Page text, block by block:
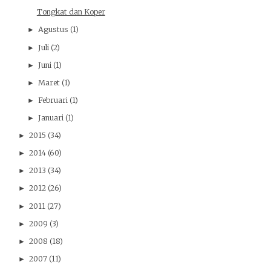
Tongkat dan Koper
► Agustus (1)
► Juli (2)
► Juni (1)
► Maret (1)
► Februari (1)
► Januari (1)
► 2015 (34)
► 2014 (60)
► 2013 (34)
► 2012 (26)
► 2011 (27)
► 2009 (3)
► 2008 (18)
► 2007 (11)